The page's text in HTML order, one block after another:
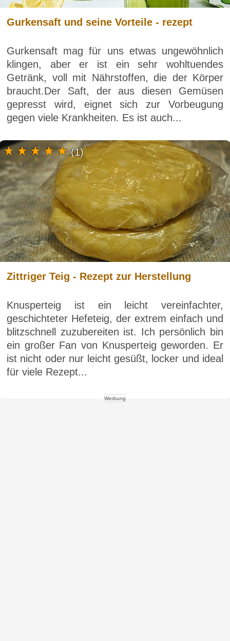
Gurkensaft und seine Vorteile - rezept
Gurkensaft mag für uns etwas ungewöhnlich
klingen, aber er ist ein sehr wohltuendes
Getränk, voll mit Nährstoffen, die der Körper
braucht.Der Saft, der aus diesen Gemüsen
gepresst wird, eignet sich zur Vorbeugung
gegen viele Krankheiten. Es ist auch...
Zittriger Teig - Rezept zur Herstellung
Knusperteig ist ein leicht vereinfachter,
geschichteter Hefeteig, der extrem einfach und
blitzschnell zuzubereiten ist. Ich persönlich bin
ein großer Fan von Knusperteig geworden. Er
ist nicht oder nur leicht gesüßt, locker und ideal
für viele Rezept...
(1)
Werbung